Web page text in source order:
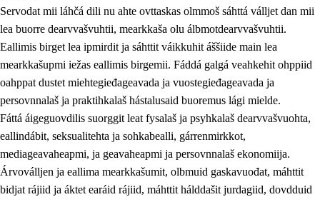
2. Oahppama prinsihpat, ovdáneapmi ja oahppahábmen
2.1 Sosiála oahppan ja ovdáneapmi
2.2 Gealbu fágain
2.3 Vuođđogálggat
2.4 Oahppat oahppat
Fágaidrasttideaddji fáttát
Servodat mii láhčá dili nu ahte ovttaskas olmmoš sáhttá válljet dan mii
lea buorre dearvvašvuhtii, mearkkaša olu álbmotdearvvašvuhtii.
Eallimis birget lea ipmirdit ja sáhttit váikkuhit áššiide main lea
mearkkašupmi iežas eallimis birgemii. Fáddá galgá veahkehit ohppiid
oahppat dustet miehtegieđageavada ja vuostegieđageavada ja
persovnnalaš ja praktihkalaš hástalusaid buoremus lági mielde.
Fáttá áigeguovdilis suorggit leat fysalaš ja psyhkalaš dearvvašvuohta,
eallindábit, seksualitehta ja sohkabealli, gárrenmirkkot,
mediageavaheapmi, ja geavaheapmi ja persovnnalaš ekonomiija.
Árvoválljen ja eallima mearkkašumit, olbmuid gaskavuođat, máhttit
bidjat rájiid ja áktet earáid rájiid, máhttit hálddašit jurdagiid, dovdduid